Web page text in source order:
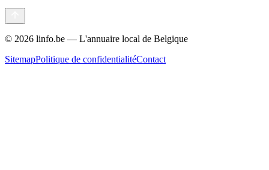
© 2026 linfo.be — L'annuaire local de Belgique
SitemapPolitique de confidentialitéContact